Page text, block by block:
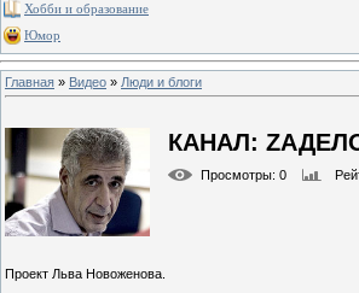
Хобби и образование
Юмор
Главная » Видео » Люди и блоги
КАНАЛ:
Просмотры: 0
Проект Льва Новоженова.